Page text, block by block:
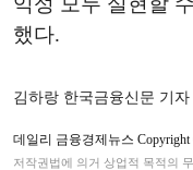
했다.
김하랑 한국금융신문 기자
데일리 금융경제뉴스
저작권법에 의거 상업적 목적의